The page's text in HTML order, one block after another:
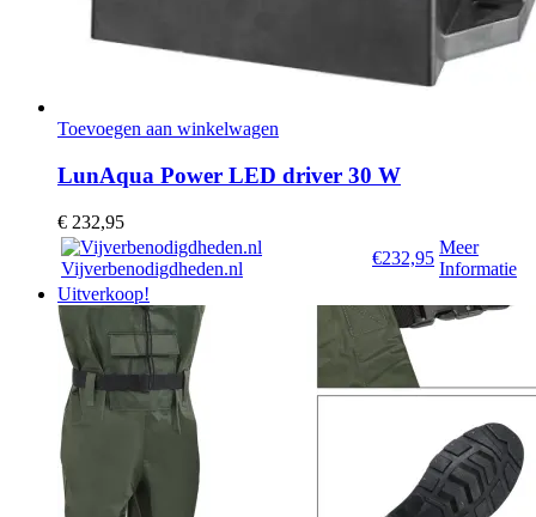
Toevoegen aan winkelwagen
LunAqua Power LED driver 30 W
€ 232,95
Vijverbenodigdheden.nl
€232,95
Meer
Informatie
Uitverkoop!